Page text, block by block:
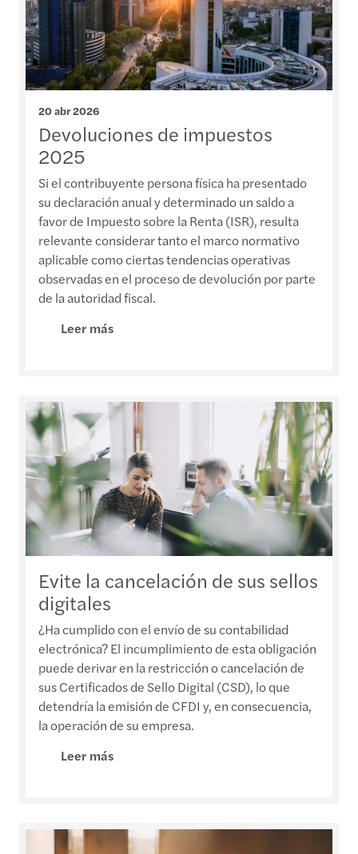
20 abr 2026
Devoluciones de impuestos
2025
Si el contribuyente persona física ha presentado
su declaración anual y determinado un saldo a
favor de Impuesto sobre la Renta (ISR), resulta
relevante considerar tanto el marco normativo
aplicable como ciertas tendencias operativas
observadas en el proceso de devolución por parte
de la autoridad fiscal.
Leer más
Evite la cancelación de sus sellos
digitales
¿Ha cumplido con el envío de su contabilidad
electrónica? El incumplimiento de esta obligación
puede derivar en la restricción o cancelación de
sus Certificados de Sello Digital (CSD), lo que
detendría la emisión de CFDI y, en consecuencia,
la operación de su empresa.
Leer más